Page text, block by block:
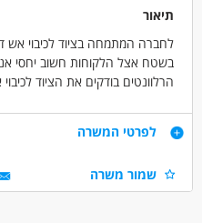
תיאור
לחברה המתמחה בציוד לכיבוי
בשטח אצל הלקוחות חשוב יחסי
הרלוונטים בודקים את הציוד
דרישות
נכונות לעבודה פיסי ומאומצת
לפרטי המשרה
שמור משרה